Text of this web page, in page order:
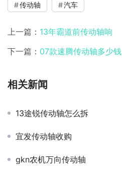
传动轴 汽车
上一篇： 13年霸道前传动轴响
下一篇： 07款速腾传动轴多少钱
相关新闻
13途锐传动轴怎么拆
宜发传动轴收购
gkn农机万向传动轴